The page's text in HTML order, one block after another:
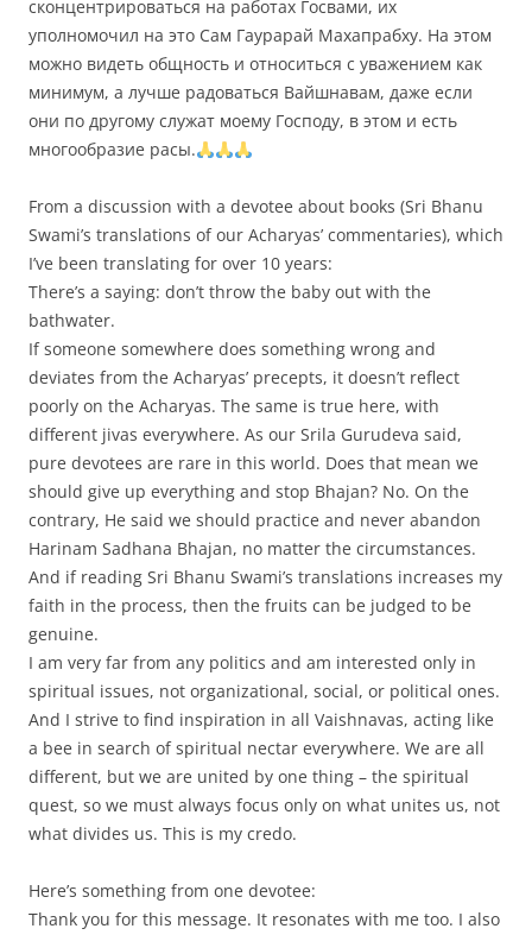
сконцентрироваться на работах Госвами, их
уполномочил на это Сам Гаурарай Махапрабху. На этом
можно видеть общность и относиться с уважением как
минимум, а лучше радоваться Вайшнавам, даже если
они по другому служат моему Господу, в этом и есть
многообразие расы.
From a discussion with a devotee about books (Sri Bhanu
Swami’s translations of our Acharyas’ commentaries), which
I’ve been translating for over 10 years:
There’s a saying: don’t throw the baby out with the
bathwater.
If someone somewhere does something wrong and
deviates from the Acharyas’ precepts, it doesn’t reflect
poorly on the Acharyas. The same is true here, with
different jivas everywhere. As our Srila Gurudeva said,
pure devotees are rare in this world. Does that mean we
should give up everything and stop Bhajan? No. On the
contrary, He said we should practice and never abandon
Harinam Sadhana Bhajan, no matter the circumstances.
And if reading Sri Bhanu Swami’s translations increases my
faith in the process, then the fruits can be judged to be
genuine.
I am very far from any politics and am interested only in
spiritual issues, not organizational, social, or political ones.
And I strive to find inspiration in all Vaishnavas, acting like
a bee in search of spiritual nectar everywhere. We are all
different, but we are united by one thing – the spiritual
quest, so we must always focus only on what unites us, not
what divides us. This is my credo.
Here’s something from one devotee:
Thank you for this message. It resonates with me too. I also